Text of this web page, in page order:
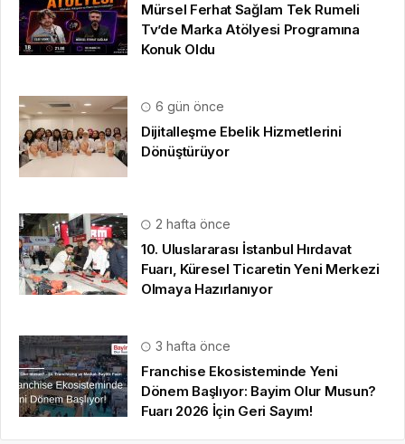
Mürsel Ferhat Sağlam Tek Rumeli
Tv’de Marka Atölyesi Programına
Konuk Oldu
6 gün önce
Dijitalleşme Ebelik Hizmetlerini
Dönüştürüyor
2 hafta önce
10. Uluslararası İstanbul Hırdavat
Fuarı, Küresel Ticaretin Yeni Merkezi
Olmaya Hazırlanıyor
3 hafta önce
Franchise Ekosisteminde Yeni
Dönem Başlıyor: Bayim Olur Musun?
Fuarı 2026 İçin Geri Sayım!